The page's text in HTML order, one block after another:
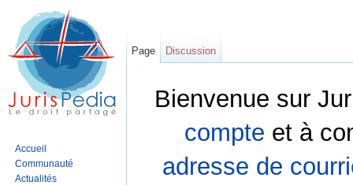
Bienvenue sur
compte et à
adresse de
Page Discussion
Accueil
Communauté
Actualités